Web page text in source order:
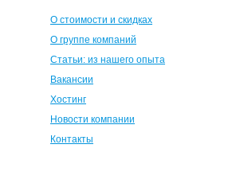
О стоимости и скидках
О группе компаний
Статьи: из нашего опыта
Вакансии
Хостинг
Новости компании
Контакты